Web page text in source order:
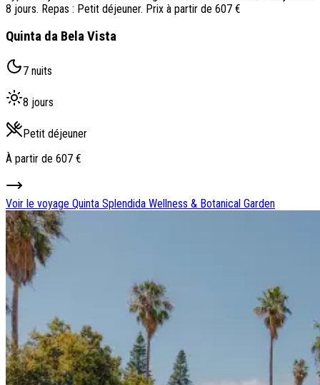
8 jours. Repas : Petit déjeuner. Prix à partir de 607 €
Quinta da Bela Vista
7 nuits
8 jours
Petit déjeuner
À partir de 607 €
Voir le voyage Quinta Splendida Wellness & Botanical Garden